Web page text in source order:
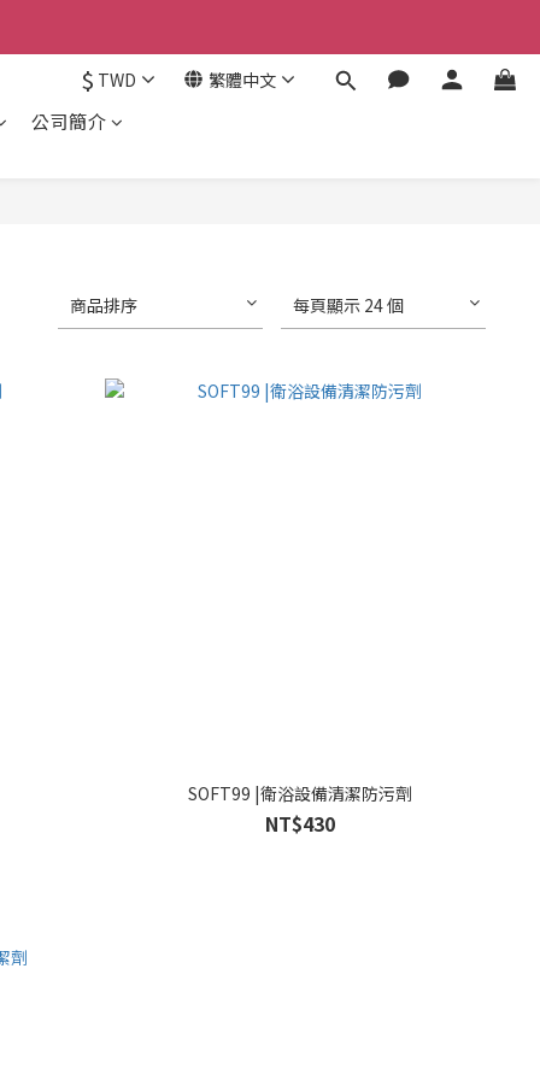
$ TWD 繁體中文
公司簡介
商品排序 每頁顯示 24 個
SOFT99 |衛浴設備清潔防污劑
NT$430